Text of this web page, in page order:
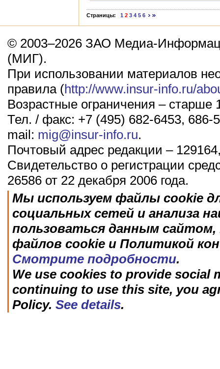
Страницы: 1 2 3 4 5 6
© 2003–2026 ЗАО Медиа-
(МИГ).
При использовании материалов
правила (http://www.insur-info.ru/
Возрастные ограничения – старше
Тел. / факс: +7 (495) 682-6453, 686-
mail: mig@insur-info.ru.
Почтовый адрес редакции –
Свидетельство о регистрации
26586 от 22 декабря 2006 года.
Мы используем файлы cookie
социальных сетей и анализа
пользоваться данным
файлов cookie и Политикой
Смотрите подробности.
We use cookies to provide social
continuing to use this site, you
Policy. See details.